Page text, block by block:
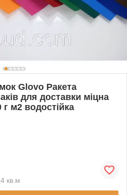
Glovo Ракета
для доставки міцна
г м2 водостійка
кв.м